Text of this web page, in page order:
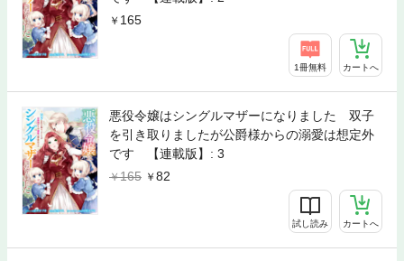
165
1冊無料 カートへ
悪役令嬢はシングルマザーになりました 双子
を引き取りましたが公爵様からの溺愛は想定外
です 【連載版】: 3
165
82
試し読み カートへ